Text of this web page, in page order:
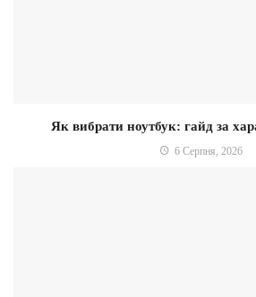
Як вибрати ноутбук: гайд за
6 Серпня, 2026